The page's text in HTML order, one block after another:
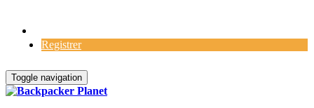
Registrer
Toggle navigation